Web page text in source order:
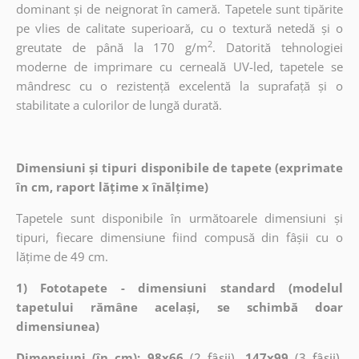
dominant și de neignorat în cameră. Tapetele sunt tipărite
pe vlies de calitate superioară, cu o textură netedă și o
greutate de până la 170 g/m2. Datorită tehnologiei
moderne de imprimare cu cerneală UV-led, tapetele se
mândresc cu o rezistență excelentă la suprafață și o
stabilitate a culorilor de lungă durată.
Dimensiuni și tipuri disponibile de tapete (exprimate
în cm, raport lățime x înălțime)
Tapetele sunt disponibile în următoarele dimensiuni și
tipuri, fiecare dimensiune fiind compusă din fâșii cu o
lățime de 49 cm.
1) Fototapete - dimensiuni standard (modelul
tapetului rămâne același, se schimbă doar
dimensiunea)